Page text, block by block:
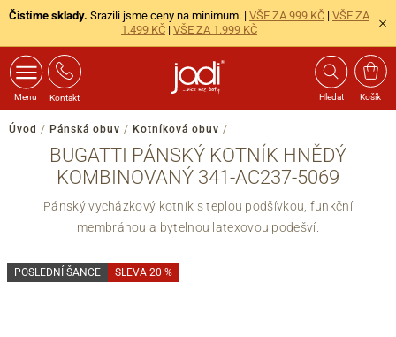
Čistíme sklady. Srazili jsme ceny na minimum. | VŠE ZA 999 KČ | VŠE ZA
1.499 KČ | VŠE ZA 1.999 KČ
Menu Kontakt Hledat Košík
Úvod / Pánská obuv / Kotníková obuv /
BUGATTI PÁNSKÝ KOTNÍK HNĚDÝ
KOMBINOVANÝ 341-AC237-5069
Pánský vycházkový kotník s teplou podšívkou, funkční
membránou a bytelnou latexovou podešví.
POSLEDNÍ ŠANCE SLEVA 20 %